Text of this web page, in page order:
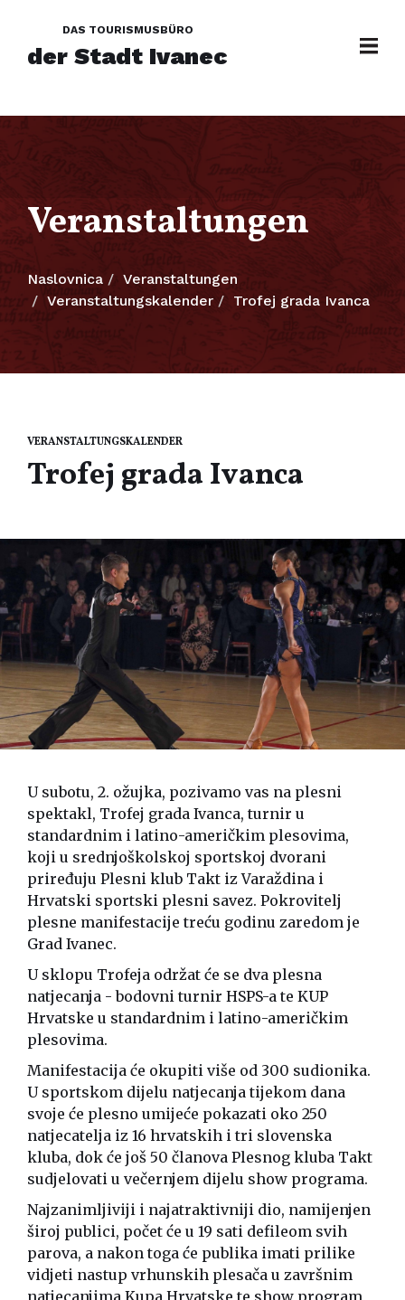
DAS TOURISMUSBÜRO
der Stadt Ivanec
Veranstaltungen
Naslovnica
Veranstaltungen
Veranstaltungskalender
Trofej grada Ivanca
VERANSTALTUNGSKALENDER
Trofej grada Ivanca
U subotu, 2. ožujka, pozivamo vas na plesni
spektakl, Trofej grada Ivanca, turnir u
standardnim i latino-američkim plesovima,
koji u srednjoškolskoj sportskoj dvorani
priređuju Plesni klub Takt iz Varaždina i
Hrvatski sportski plesni savez. Pokrovitelj
plesne manifestacije treću godinu zaredom je
Grad Ivanec.
U sklopu Trofeja održat će se dva plesna
natjecanja - bodovni turnir HSPS-a te KUP
Hrvatske u standardnim i latino-američkim
plesovima.
Manifestacija će okupiti više od 300 sudionika.
U sportskom dijelu natjecanja tijekom dana
svoje će plesno umijeće pokazati oko 250
natjecatelja iz 16 hrvatskih i tri slovenska
kluba, dok će još 50 članova Plesnog kluba Takt
sudjelovati u večernjem dijelu show programa.
Najzanimljiviji i najatraktivniji dio, namijenjen
široj publici, počet će u 19 sati defileom svih
parova, a nakon toga će publika imati prilike
vidjeti nastup vrhunskih plesača u završnim
natjecanjima Kupa Hrvatske te show program